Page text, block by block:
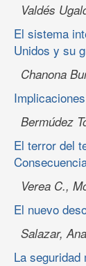
Valdés
El sistema
Unidos y su
Chanona
Bermúdez
El terror del
Verea C.,
El nuevo
Salazar,
La